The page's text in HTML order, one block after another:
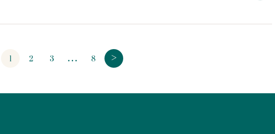
1 2 3 … 8 >